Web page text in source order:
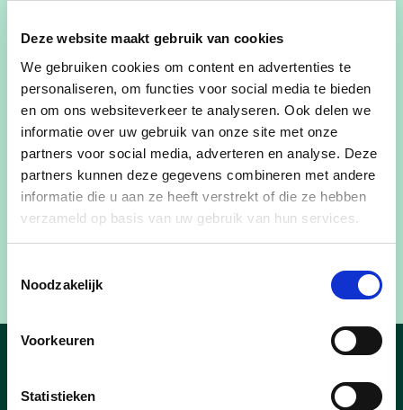
Deze website maakt gebruik van cookies
We gebruiken cookies om content en advertenties te
personaliseren, om functies voor social media te bieden
en om ons websiteverkeer te analyseren. Ook delen we
informatie over uw gebruik van onze site met onze
partners voor social media, adverteren en analyse. Deze
partners kunnen deze gegevens combineren met andere
informatie die u aan ze heeft verstrekt of die ze hebben
verzameld op basis van uw gebruik van hun services.
Noodzakelijk
Voorkeuren
Statistieken
bestaan, omdat er anders onvoldoende
opstelruimte voor fietsers overblijft.
Karin Brouwers (cd&v): ‘Oorspronkelijk waren de
werken aan de Tiensepoort voorzien in de tweede
helft van 2022. Hopelijk treden er nu geen
bijkomende vertragingen meer op en zal de reeds
lang aangekondigde verkeersveiliger heraanleg
van de Tiensepoort een feit worden. Dan kan het
kruispunt uit de lijst van zwarte punten worden
Nieuws